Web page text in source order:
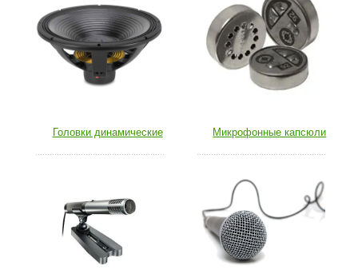
Головки динамические Микрофонные капсюли